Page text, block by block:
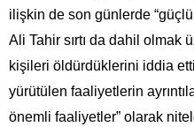
ilişkin de son günlerde
Ali Tahir sırtı da dahil olmak
kişileri öldürdüklerini iddia
yürütülen faaliyetlerin
önemli faaliyetler” olarak